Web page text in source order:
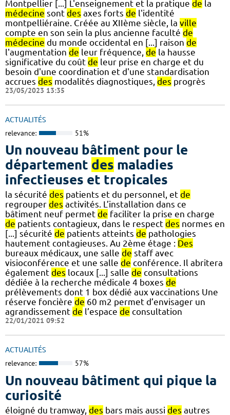
Montpellier [...] L'enseignement et la pratique de la
médecine sont des axes forts de l'identité
montpelliéraine. Créée au XIIème siècle, la ville
compte en son sein la plus ancienne faculté de
médecine du monde occidental en [...] raison de
l'augmentation de leur fréquence, de la hausse
significative du coût de leur prise en charge et du
besoin d'une coordination et d'une standardisation
accrues des modalités diagnostiques, des progrès
23/05/2023 13:35
ACTUALITÉS
relevance: 51%
Un nouveau bâtiment pour le
département des maladies
infectieuses et tropicales
la sécurité des patients et du personnel, et de
regrouper des activités. L’installation dans ce
bâtiment neuf permet de faciliter la prise en charge
de patients contagieux, dans le respect des normes en
[...] sécurité de patients atteints de pathologies
hautement contagieuses. Au 2ème étage : Des
bureaux médicaux, une salle de staff avec
visioconférence et une salle de conférence. Il abritera
également des locaux [...] salle de consultations
dédiée à la recherche médicale 4 boxes de
prélèvements dont 1 box dédié aux vaccinations Une
réserve foncière de 60 m2 permet d’envisager un
agrandissement de l’espace de consultation
22/01/2021 09:52
ACTUALITÉS
relevance: 57%
Un nouveau bâtiment qui pique la
curiosité
éloigné du tramway, des bars mais aussi des autres